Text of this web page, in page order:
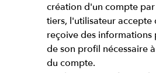
création d'un compte par
tiers, l'utilisateur accepte
reçoive des informations
de son profil nécessaire
du compte.